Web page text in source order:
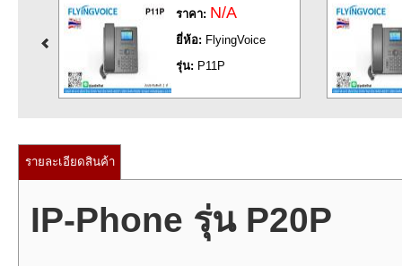
ราคา: N/A
ยี่ห้อ: FlyingVoice
รุ่น: P11P
รายละเอียดสินค้า
IP-Phone รุ่น P20P